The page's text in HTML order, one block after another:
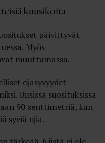
kuusikoita
päivittyvät
Myös
muuttumassa.
ojasyvyydet
Uusissa suosituksissa
90 senttimetriä, kun
syviä ojia.